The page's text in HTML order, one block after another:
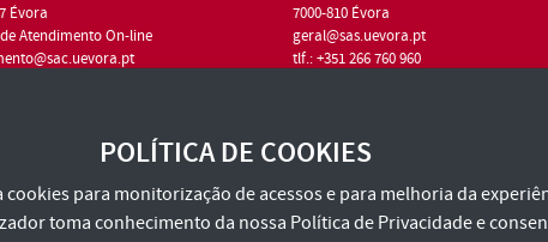
Évora
Atendimento On-line
7000-810 Évora
geral@sas.uevora.pt
tlf.: +351 266 760 960
POLÍTICA DE COOKIES
cookies para monitorização de acessos e para melhoria da
toma conhecimento da nossa Política de Privacidadee